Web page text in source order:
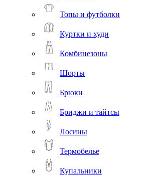
Топы и футболки
Куртки и худи
Комбинезоны
Шорты
Брюки
Бриджи и тайтсы
Лосины
Термобелье
Купальники